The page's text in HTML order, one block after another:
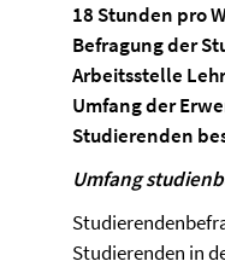
18 Stunden pro
Befragung der
Arbeitsstelle
Umfang der
Studierenden
Umfang
Studierenden in